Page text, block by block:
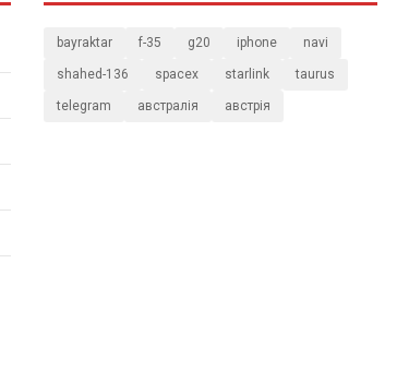
bayraktar f-35 g20 iphone navi
shahed-136 spacex starlink taurus
telegram австралія австрія